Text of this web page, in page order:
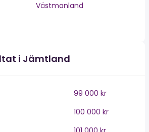
Västmanland
i Jämtland
99 000 kr
100 000 kr